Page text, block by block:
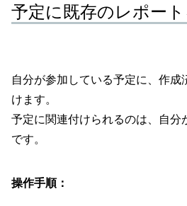
予定に既存のレポー
自分が参加している予定に、作成
けます。
予定に関連付けられるのは、自分
です。
操作手順：